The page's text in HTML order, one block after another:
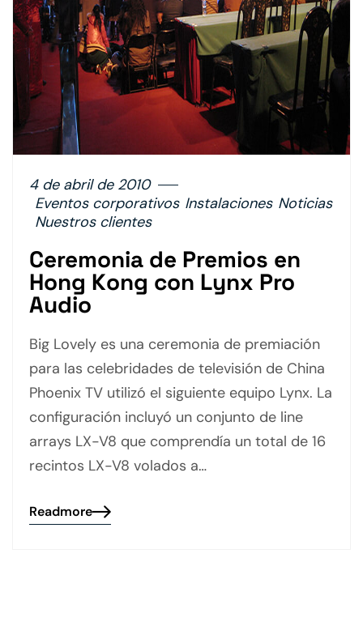
4 de abril de 2010
Eventos corporativos Instalaciones Noticias
Nuestros clientes
Ceremonia de Premios en
Hong Kong con Lynx Pro
Audio
Big Lovely es una ceremonia de premiación
para las celebridades de televisión de China
Phoenix TV utilizó el siguiente equipo Lynx. La
configuración incluyó un conjunto de line
arrays LX-V8 que comprendía un total de 16
recintos LX-V8 volados a…
Readmore